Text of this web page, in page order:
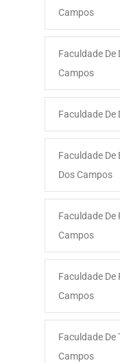
Campos
Faculdade De
Campos
Faculdade De
Faculdade De
Dos Campos
Faculdade De
Campos
Faculdade De
Campos
Faculdade De
Campos